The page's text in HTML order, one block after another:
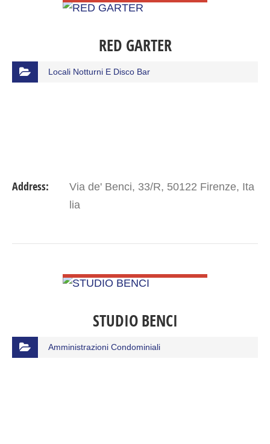
RED GARTER
Locali Notturni E Disco Bar
Address:
Via de' Benci, 33/R, 50122 Firenze, Ita
lia
STUDIO BENCI
Amministrazioni Condominiali